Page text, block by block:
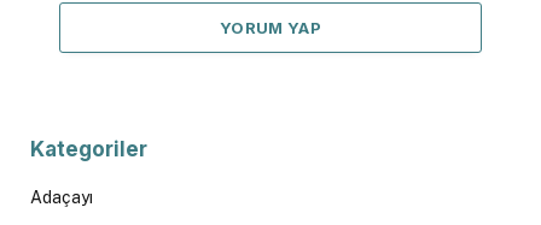
YORUM YAP
Kategoriler
Adaçayı